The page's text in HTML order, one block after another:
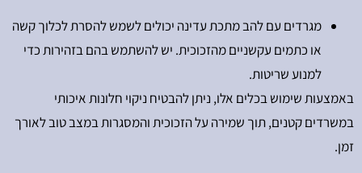
מגרדים עם להב מתכת עדינה יכולים לשמש להסרת לכלוך קשה
או כתמים עקשניים מהזכוכית. יש להשתמש בהם בזהירות כדי
למנוע שריטות.
באמצעות שימוש בכלים אלו, ניתן להבטיח ניקוי חלונות איכותי
במשרדים קטנים, תוך שמירה על הזכוכית והמסגרות במצב טוב לאורך
זמן.